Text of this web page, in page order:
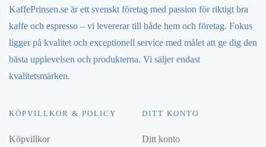
KaffePrinsen.se är ett svenskt företag med passion för riktigt bra
kaffe och espresso – vi levererar till både hem och företag. Fokus
ligger på kvalitet och exceptionell service med målet att ge dig den
bästa upplevelsen och produkterna. Vi säljer endast
kvalitetsmärken.
KÖPVILLKOR & POLICY
Köpvillkor
DITT KONTO
Ditt konto